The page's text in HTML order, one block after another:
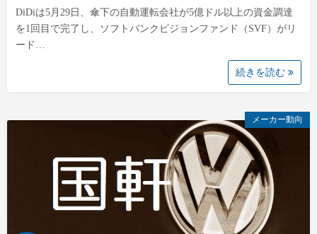
DiDiは5月29日、傘下の自動運転会社が5億ドル以上の資金調達
を1回目で完了し、ソフトバンクビジョンファンド（SVF）がリ
ード…
続きを読む
メーカー動向